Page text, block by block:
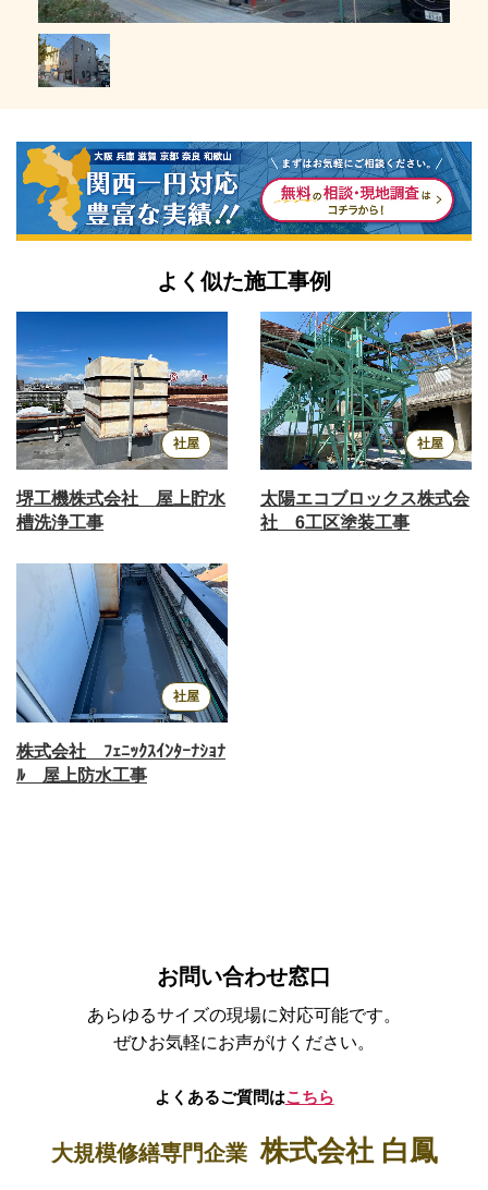
よく似た施工事例
社屋
堺工機株式会社 屋上貯水
槽洗浄工事
社屋
太陽エコブロックス株式会
社 6工区塗装工事
社屋
株式会社 ﾌｪﾆｯｸｽｲﾝﾀｰﾅｼｮﾅ
ﾙ 屋上防水工事
お問い合わせ窓口
あらゆるサイズの現場に対応可能です。
ぜひお気軽にお声がけください。
よくあるご質問はこちら
大規模修繕専門企業 株式会社 白鳳